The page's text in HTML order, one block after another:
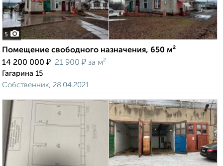
5
Помещение свободного назначения, 650 м²
14 200 000 ₽ 21 900 ₽ за м²
Гагарина 15
Собственник, 28.04.2021